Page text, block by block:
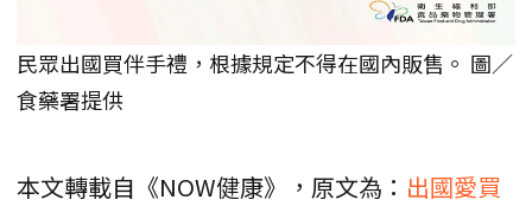
民眾出國買伴手禮，根據規定不得在國內販售。 圖／
食藥署提供
本文轉載自《NOW健康》，原文為： 出國愛買